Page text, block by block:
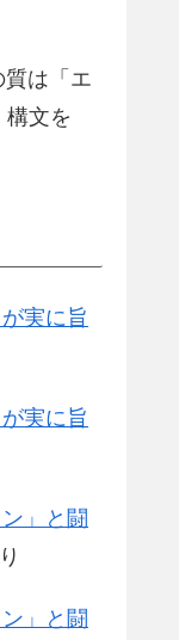
質は「エ
文を
実に旨
実に旨
」と闘
」と闘